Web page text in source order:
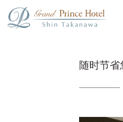
随时节省